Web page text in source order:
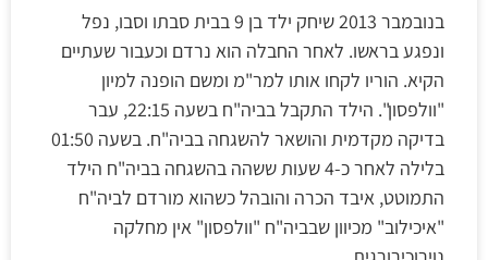
בנובמבר 2013 שיחק ילד בן 9 בבית סבתו וסבו, נפל
ונפגע בראשו. לאחר החבלה הוא נרדם וכעבור שעתיים
הקיא. הוריו לקחו אותו למר"מ ומשם הופנה למיון
"וולפסון". הילד התקבל בביה"ח בשעה 22:15, עבר
בדיקה מקדמית והושאר להשגחה בביה"ח. בשעה 01:50
בלילה לאחר כ-4 שעות ששהה בהשגחה בביה"ח הילד
התמוטט, איבד הכרה והובהל כשהוא מורדם לביה"ח
"איכילוב" מכיוון שבביה"ח "וולפסון" אין מחלקה